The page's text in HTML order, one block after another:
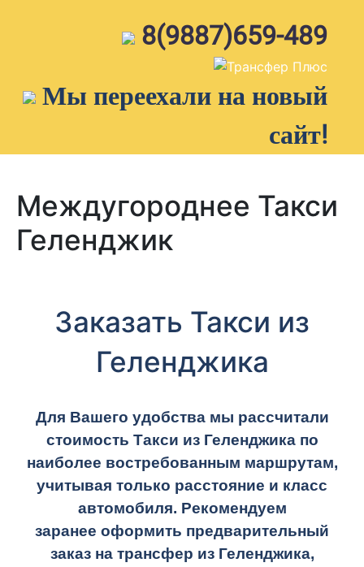
8(9887)659-489
Мы переехали на новый
сайт!
Междугороднее Такси
Геленджик
Заказать Такси из
Геленджика
Для Вашего удобства мы рассчитали
стоимость Такси из Геленджика по
наиболее востребованным маршрутам,
учитывая только расстояние и класс
автомобиля. Рекомендуем
заранее оформить предварительный
заказ на трансфер из Геленджика,